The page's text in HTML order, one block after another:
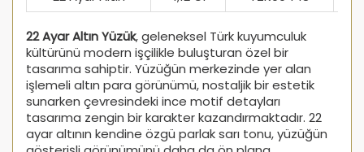
22 Ayar Altın Yüzük, geleneksel Türk kuyumculuk
kültürünü modern işçilikle buluşturan özel bir
tasarıma sahiptir. Yüzüğün merkezinde yer alan
işlemeli altın para görünümü, nostaljik bir estetik
sunarken çevresindeki ince motif detayları
tasarıma zengin bir karakter kazandırmaktadır. 22
ayar altının kendine özgü parlak sarı tonu, yüzüğün